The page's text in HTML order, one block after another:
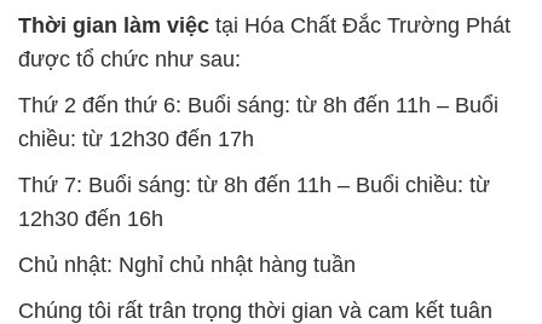
Thời gian làm việc tại Hóa Chất Đắc Trường Phát
được tổ chức như sau:
Thứ 2 đến thứ 6: Buổi sáng: từ 8h đến 11h – Buổi
chiều: từ 12h30 đến 17h
Thứ 7: Buổi sáng: từ 8h đến 11h – Buổi chiều: từ
12h30 đến 16h
Chủ nhật: Nghỉ chủ nhật hàng tuần
Chúng tôi rất trân trọng thời gian và cam kết tuân